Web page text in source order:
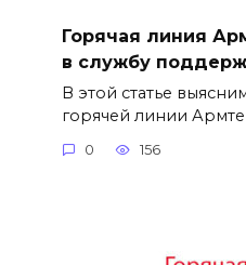
Горячая линия
в службу
В этой статье
горячей линии
0 156